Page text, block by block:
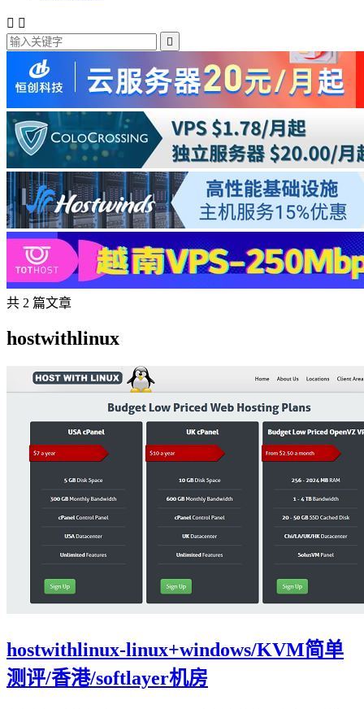
 

共 2 篇文章
hostwithlinux
hostwithlinux-linux+windows/KVM简单
测评/香港/softlayer机房